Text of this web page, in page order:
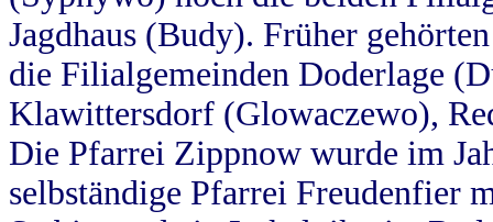
Jagdhaus (Budy). Früher
die Filialgemeinden Doderlage
Klawittersdorf (Glowaczewo),
Die Pfarrei Zippnow wurde im
selbständige Pfarrei Freudenfier